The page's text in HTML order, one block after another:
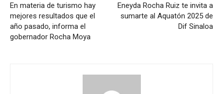
En materia de turismo hay
mejores resultados que el
año pasado, informa el
gobernador Rocha Moya
Eneyda Rocha Ruiz te invita a
sumarte al Aquatón 2025 de
Dif Sinaloa